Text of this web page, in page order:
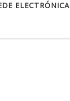
ELECTRÓNICA